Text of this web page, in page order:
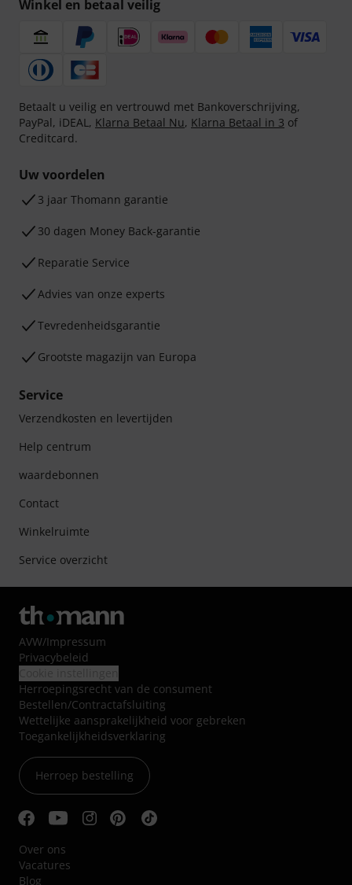
Winkel en betaal veilig
Betaalt u veilig en vertrouwd met Bankoverschrijving,
PayPal, iDEAL, Klarna Betaal Nu, Klarna Betaal in 3 of
Creditcard.
Uw voordelen
3 jaar Thomann garantie
30 dagen Money Back-garantie
Reparatie Service
Advies van onze experts
Tevredenheidsgarantie
Grootste magazijn van Europa
Service
Verzendkosten en levertijden
Help centrum
waardebonnen
Contact
Winkelruimte
Service overzicht
AVW/Impressum
Privacybeleid
Herroepingsrecht van de consument
Bestellen/Contractafsluiting
Wettelijke aansprakelijkheid voor gebreken
Toegankelijkheidsverklaring
Herroep bestelling
Over ons
Vacatures
Blog